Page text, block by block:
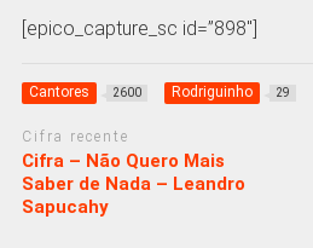
[epico_capture_sc id=”898″]
Cantores 2600 Rodriguinho 29
Cifra recente
Cifra – Não Quero Mais
Saber de Nada – Leandro
Sapucahy